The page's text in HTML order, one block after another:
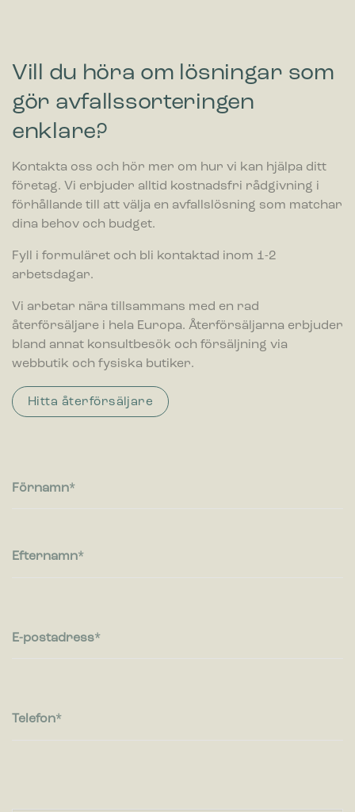
Vill du höra om lösningar som
gör avfallssorteringen
enklare?
Kontakta oss och hör mer om hur vi kan hjälpa ditt
företag. Vi erbjuder alltid kostnadsfri rådgivning i
förhållande till att välja en avfallslösning som matchar
dina behov och budget.
Fyll i formuläret och bli kontaktad inom 1-2
arbetsdagar.
Vi arbetar nära tillsammans med en rad
återförsäljare i hela Europa. Återförsäljarna erbjuder
bland annat konsultbesök och försäljning via
webbutik och fysiska butiker.
Hitta återförsäljare
Förnamn
Efternamn
E-postadress
Telefon